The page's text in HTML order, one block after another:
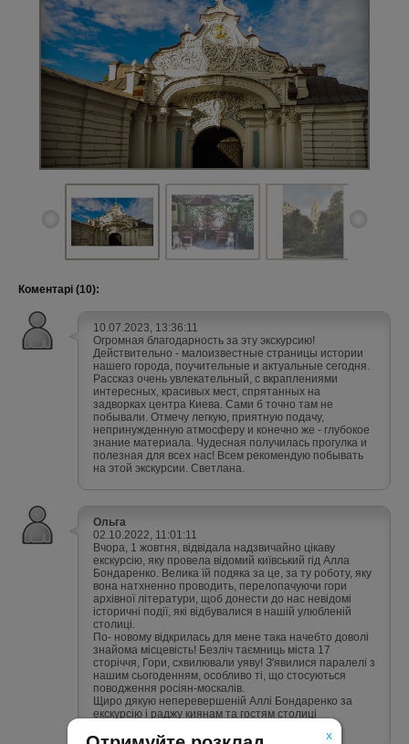
Коментарі (10):
10.07.2023, 13:36:11
Огромная благодарность за эту экскурсию!
Действительно - малоизвестные страницы истории
нашего города, поучительные и актуальные сегодня.
Рассказ очень увлекательный, с вкраплениями
интересных, красивых мест, спрятанных на
задворках центра Киева. Сами б точно там не
побывали. Отмечу легкую, приятную подачу,
непринужденную атмосферу и конечно же - глубокое
знание материала. Чудесная получилась прогулка и
полезная для всех нас! Всем рекомендую побывать
на этой экскурсии. Светлана.
Ольга
02.10.2022, 11:01:11
Вчора, 1 жовтня, відвідала надзвичайно цікаву
екскурсію, яку провела відомий київський гід Алла
Бондаренко. Велика їй подяка за це, за ту роботу, яку
вона натхненно проводить, перелопачуючи гори
архівної літератури, щоб донести до нас невідомі
історичні події, які відбувалися в нашій улюбленій
столиці.
По- новому відкрилась для мене така начебто доволі
знайома місцевість! Безліч таємниць міста 17
сторіччя, Гори, схвилювали уяву! З'явилися паралелі з
нашим сьогоденням, особливо ті, що стосуються
поводження росіян-москалів.
Щиро дякую неперевершеній Аллі Бондаренко за
екскурсію і раджу киянам та гостям столиці
x